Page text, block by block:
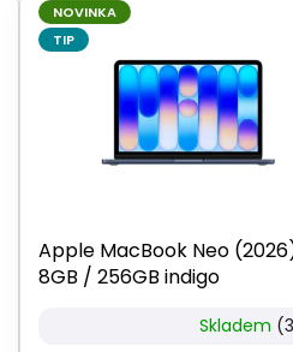
NOVINKA
TIP
Apple MacBook Neo
8GB / 256GB indigo
Skladem